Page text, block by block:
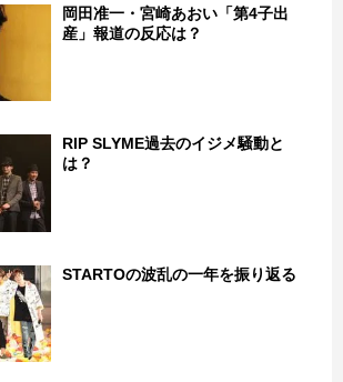
岡田准一・宮崎あおい「第4子出
産」報道の反応は？
RIP SLYME過去のイジメ騒動と
は？
STARTOの波乱の一年を振り返る